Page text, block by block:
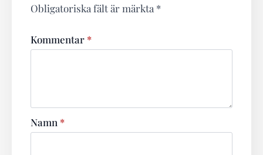
Obligatoriska fält är märkta *
Kommentar *
Namn *